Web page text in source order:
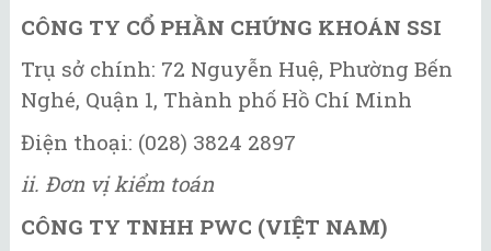
CÔNG TY CỔ PHẦN CHỨNG KHOÁN SSI
Trụ sở chính: 72 Nguyễn Huệ, Phường Bến
Nghé, Quận 1, Thành phố Hồ Chí Minh
Điện thoại: (028) 3824 2897
ii. Đơn vị kiểm toán
CÔNG TY TNHH PWC (VIỆT NAM)